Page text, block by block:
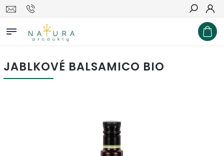
Hľadať
JABLKOVÉ BALSAMICO BIO